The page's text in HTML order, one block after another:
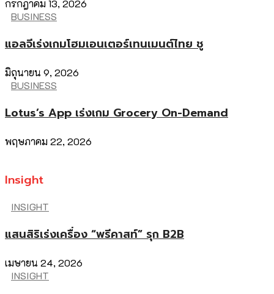
กรกฎาคม 13, 2026
BUSINESS
แอลจีเร่งเกมโฮมเอนเตอร์เทนเมนต์ไทย ชู
มิถุนายน 9, 2026
BUSINESS
Lotus’s App เร่งเกม Grocery On-Demand
พฤษภาคม 22, 2026
Insight
INSIGHT
แสนสิริเร่งเครื่อง “พรีคาสท์” รุก B2B
เมษายน 24, 2026
INSIGHT